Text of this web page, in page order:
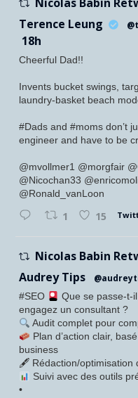
Terence Leung
18h
Cheerful Dad!!
Invents bucket swings,
laundry-basket beach
#Dads and #moms don’t
engineer and have to be
@mvollmer1 @morgfair
@Nicochan33
@Ronald_vanLoon
1 15
Nicolas Babin
Audrey Tips
#SEO
Que se passe-t-
engagez un consultant ?
Audit complet pour
Plan d’action clair,
business
🖋 Rédaction/optimisation
Suivi avec des outils
•